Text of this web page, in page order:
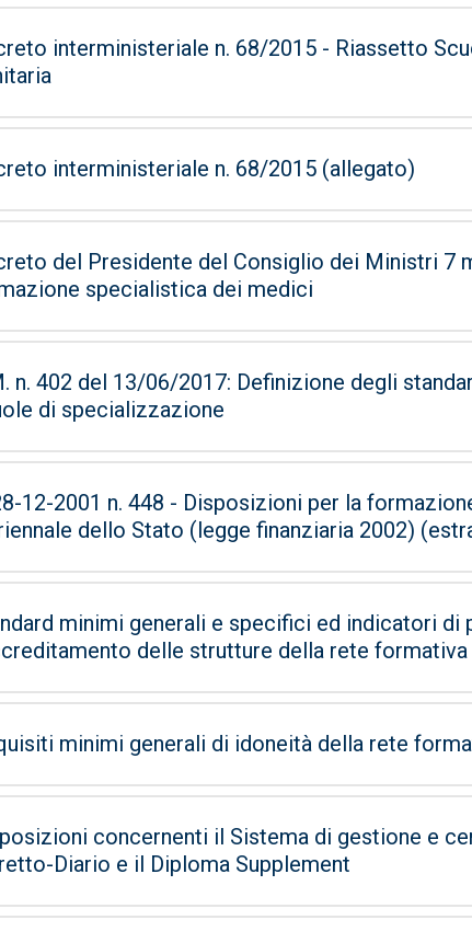
interministeriale n. 68/2015 - Riassetto
interministeriale n. 68/2015 (allegato)
del Presidente del Consiglio dei Ministri 7 marzo 2007 ;
specialistica dei medici
n. 402 del 13/06/2017: Definizione degli
di specializzazione
12-2001 n. 448 - Disposizioni per la
dello Stato (legge finanziaria 2002)
minimi generali e specifici ed indicatori di
delle strutture della rete formativa
minimi generali di idoneità della rete
concernenti il Sistema di gestione e
Diario e il Diploma Supplement